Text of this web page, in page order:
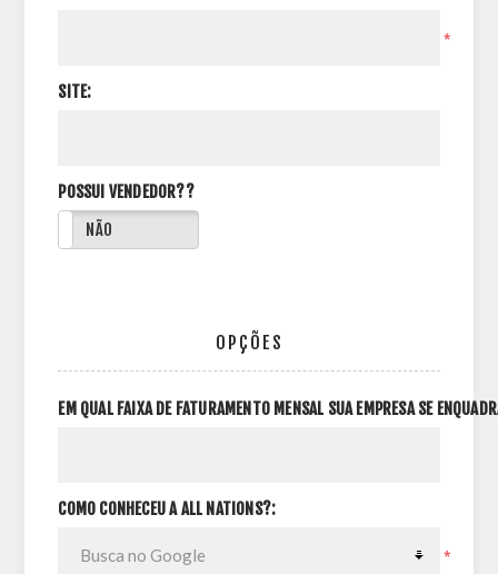
*
SITE:
POSSUI VENDEDOR??
NÃO
OPÇÕES
EM QUAL FAIXA DE FATURAMENTO MENSAL SUA EMPRESA SE
COMO CONHECEU A ALL NATIONS?:
*